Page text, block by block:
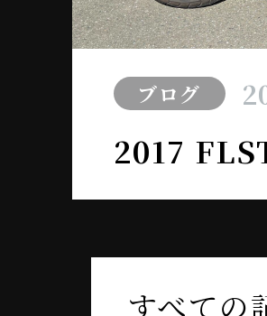
ブログ
2017
すべての